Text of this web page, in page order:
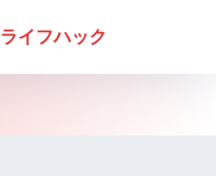
ライフハック